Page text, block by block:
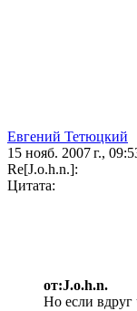
Евгений Тетюцкий
15 нояб. 2007 г.,
Re[J.o.h.n.]:
Цитата:
от:J.o.h.n.
Но если вдруг